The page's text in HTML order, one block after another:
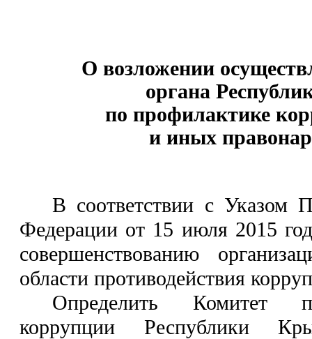
О возложении
органа
по профилактике
и иных
В соответствии с Указом
Федерации от 15 июля 2015
совершенствованию
области противодействия
Определить Комитет
коррупции Республики